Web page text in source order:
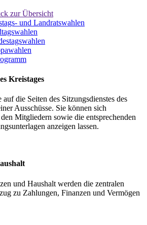
zur Übersicht
und Landratswahlen
Kreistages
die Seiten des Sitzungsdienstes des
Ausschüsse. Sie können sich
Mitgliedern sowie die entsprechenden
anzeigen lassen.
und Haushalt werden die zentralen
zu Zahlungen, Finanzen und Vermögen